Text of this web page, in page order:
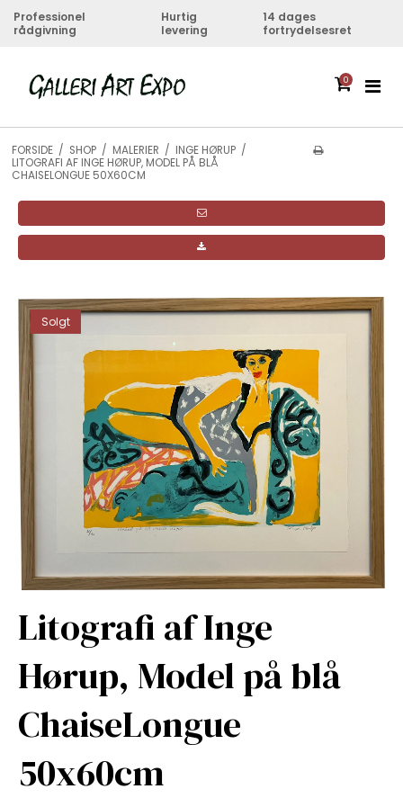
Professionel
rådgivning
Hurtig
levering
14 dages
fortrydelsesret
0
FORSIDE / SHOP / MALERIER / INGE HØRUP /
LITOGRAFI AF INGE HØRUP, MODEL PÅ BLÅ
CHAISELONGUE 50X60CM
Solgt
Litografi af Inge
Hørup, Model på blå
ChaiseLongue
50x60cm